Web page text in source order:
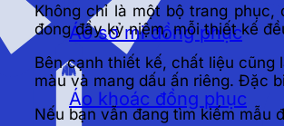
Áo sơ mi đồng phục
Áo khoác đồng phục
Không chỉ là một bộ trang phục,
đong đầy kỷ niệm, mỗi thiết kế
Bên cạnh thiết kế, chất liệu cũng
màu và mang dấu ấn riêng. Đặc
Nếu bạn vẫn đang tìm kiếm mẫu